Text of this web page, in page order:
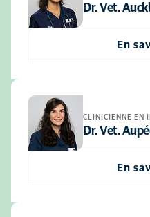
Dr. Vet.
En
CLINICIENNE EN
Dr. Vet.
En